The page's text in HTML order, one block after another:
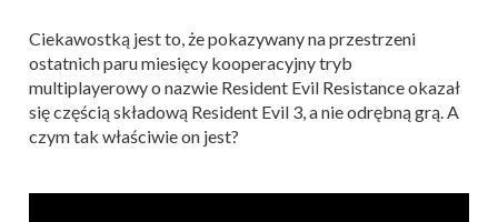
Ciekawostką jest to, że pokazywany na przestrzeni
ostatnich paru miesięcy kooperacyjny tryb
multiplayerowy o nazwie Resident Evil Resistance okazał
się częścią składową Resident Evil 3, a nie odrębną grą. A
czym tak właściwie on jest?